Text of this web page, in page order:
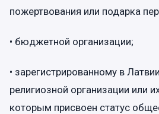
пожертвования или подарка
• бюджетной организации;
• зарегистрированному в
религиозной организации или
которым присвоен статус